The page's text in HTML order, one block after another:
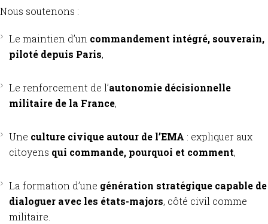
Nous soutenons :
Le maintien d’un commandement intégré, souverain,
piloté depuis Paris,
Le renforcement de l’autonomie décisionnelle
militaire de la France,
Une culture civique autour de l’EMA : expliquer aux
citoyens qui commande, pourquoi et comment,
La formation d’une génération stratégique capable de
dialoguer avec les états-majors, côté civil comme
militaire.